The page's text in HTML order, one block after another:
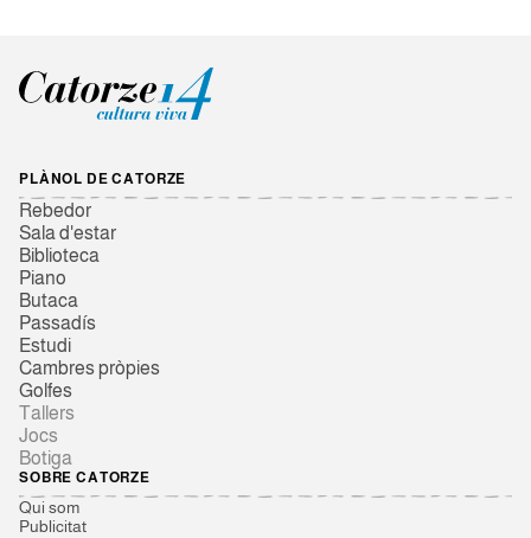
PLÀNOL DE CATORZE
Rebedor
Sala d'estar
Biblioteca
Piano
Butaca
Passadís
Estudi
Cambres pròpies
Golfes
Tallers
Jocs
Botiga
SOBRE CATORZE
Qui som
Publicitat